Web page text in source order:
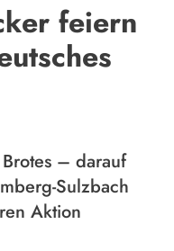
feiern
– darauf
Sulzbach
Aktion